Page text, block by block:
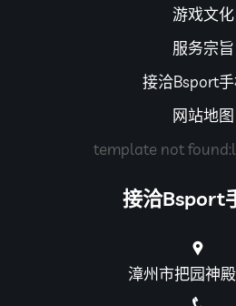
游戏文化
服务宗旨
接洽Bsport
网站地图
template not
接洽Bsport
漳州市把园神